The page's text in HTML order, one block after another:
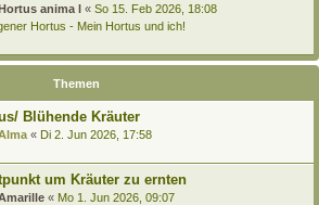
anima l « So 15. Feb 2026, 18:08
Hortus - Mein Hortus und ich!
Themen
Blühende Kräuter
« Di 2. Jun 2026, 17:58
um Kräuter zu ernten
« Mo 1. Jun 2026, 09:07